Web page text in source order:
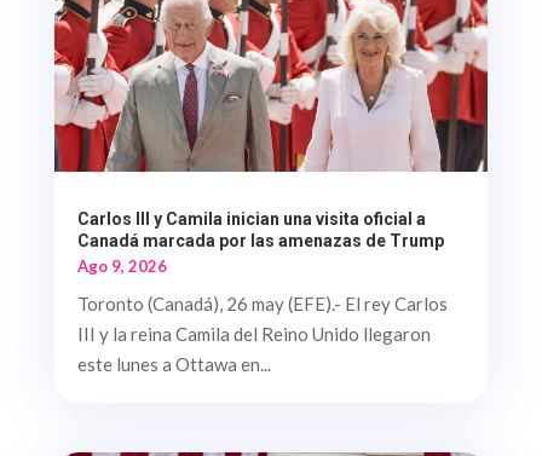
Carlos III y Camila inician una visita oficial a
Canadá marcada por las amenazas de Trump
Ago 9, 2026
Toronto (Canadá), 26 may (EFE).- El rey Carlos
III y la reina Camila del Reino Unido llegaron
este lunes a Ottawa en...